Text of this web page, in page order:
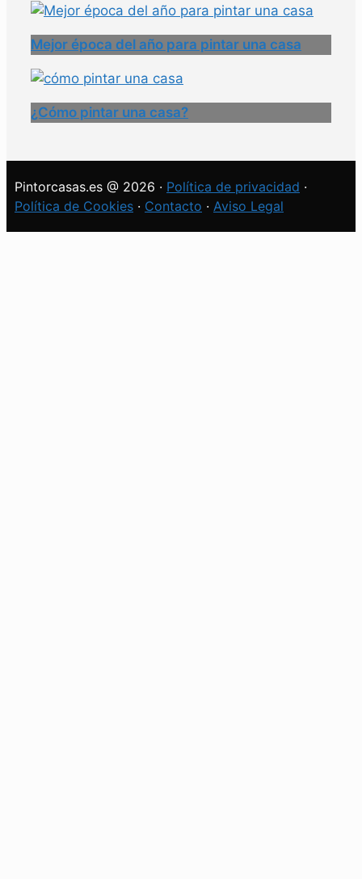
Mejor época del año para pintar una casa
¿Cómo pintar una casa?
Pintorcasas.es @ 2026 · Política de privacidad ·
Política de Cookies · Contacto · Aviso Legal